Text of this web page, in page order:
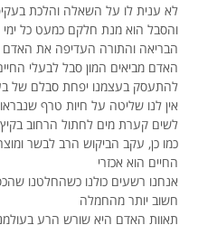
לא ענית לו על השאלה והלכת
והסבל הוא מנת חלקם כמעט כל ימי
הבריאה והתורה העדיפה את האדם
האדם מביאים המון סבל לבעלי
אין לנו שליטה על חיות טרף
לשים קערת מים לחתול הרחוב
כמו כן, עקב הביקוש הרב לבשר
אנחנו רשעים כולנו כשהחלטנו